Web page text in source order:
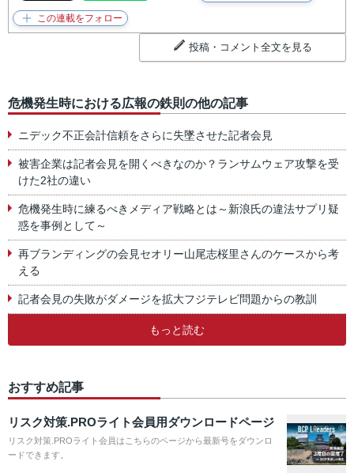
投稿・コメント全文を見る
危機発生時における広報の鉄則の他の記事
ニデック不正会計信頼をさらに失墜させた記者会見
被害企業は記者会見を開くべきなのか？ランサムウェア攻撃を受
けた2社の違い
危機発生時に練るべきメディア戦略とは～新浪氏の違法サプリ疑
惑を事例として～
再ブランディングの会見セオリー山尾志桜里さんのケースから考
える
記者会見の失敗がダメージを拡大フジテレビ問題からの教訓
もっと読む
おすすめ記事
リスク対策.PROライト会員用ダウンロードページ
リスク対策.PROライト会員はこちらのページから最新号をダウンロ
ードできます。